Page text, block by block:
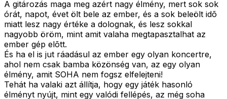
A gitározás maga meg azért nagy élmény, mert sok sok
órát, napot, évet ölt bele az ember, és a sok beleölt idõ
miatt lesz nagy értéke a dolognak, és lesz sokkal
nagyobb öröm, mint amit valaha megtapasztalhat az
ember gép elõtt.
És ha el is jut ráadásul az ember egy olyan koncertre,
ahol nem csak bamba közönség van, az egy olyan
élmény, amit SOHA nem fogsz elfelejteni!
Tehát ha valaki azt állítja, hogy egy játék hasonló
élményt nyújt, mint egy valódi fellépés, az még soha